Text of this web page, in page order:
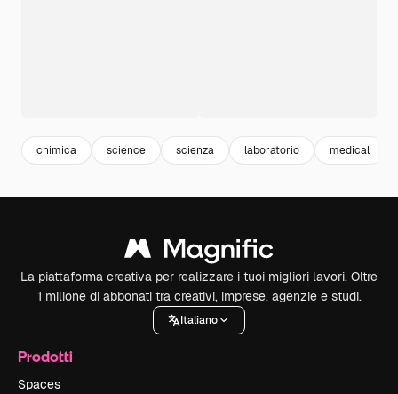
chimica science scienza laboratorio medical
La piattaforma creativa per realizzare i tuoi migliori lavori. Oltre
1 milione di abbonati tra creativi, imprese, agenzie e studi.
Italiano
Prodotti
Spaces